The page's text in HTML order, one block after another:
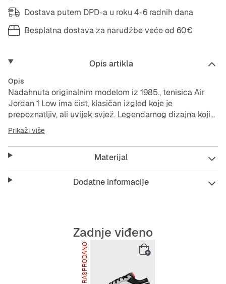
Dostava putem DPD-a u roku 4-6 radnih dana
Besplatna dostava za narudžbe veće od 60€
Opis artikla
Opis
Nadahnuta originalnim modelom iz 1985., tenisica Air
Jordan 1 Low ima čist, klasičan izgled koje je
prepoznatljiv, ali uvijek svjež. Legendarnog dizajna koji
se savršeno kombinira s bilo kojim krojem, ove tenisice
jamče da ćete uvijek biti u najboljem izdanju.
Zatvorena jedinica Air-Sole pruža lagano ojastučenje.
Prava koža na gornjištu pruža dodatnu izdržljivost i
sjajno izgleda.
Prikaži više
Materijal
Dodatne informacije
Zadnje viđeno
RASPRODANO